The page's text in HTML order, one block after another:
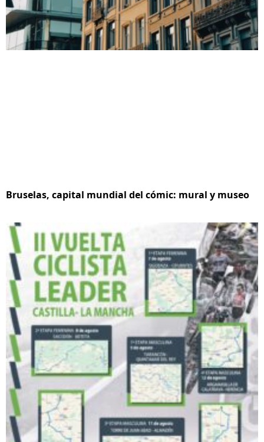
Bruselas, capital mundial del cómic: mural y museo